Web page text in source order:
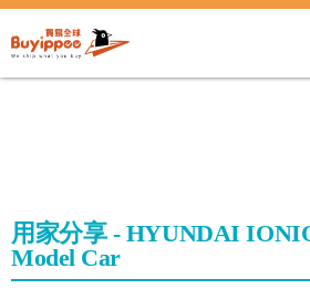
用家分享 - HYUNDAI
Model Car